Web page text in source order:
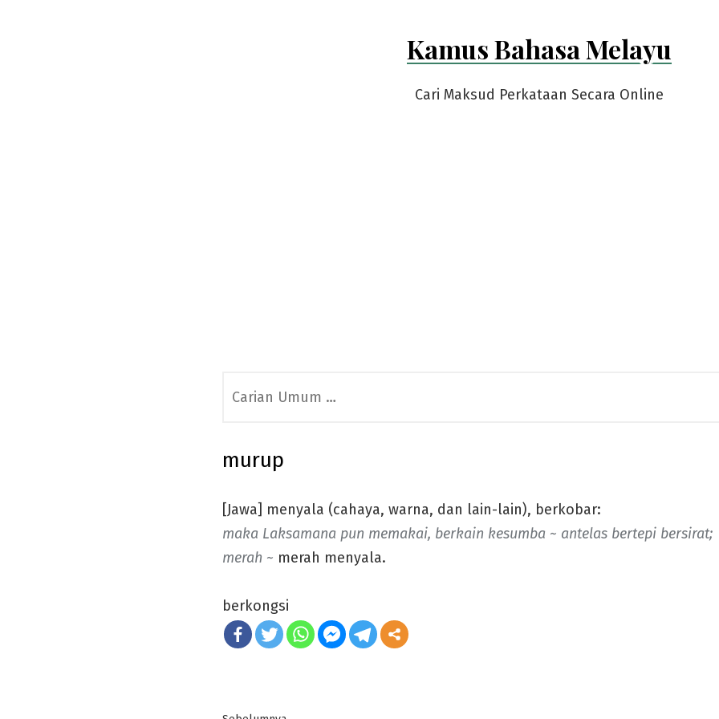
Kamus Bahasa Melayu
Cari Maksud Perkataan Secara Online
for:
murup
[Jawa] menyala (cahaya, warna, dan lain-lain), berkobar:
maka Laksamana pun memakai, berkain kesumba ~ antelas bertepi bersirat;
merah ~ merah menyala.
berkongsi